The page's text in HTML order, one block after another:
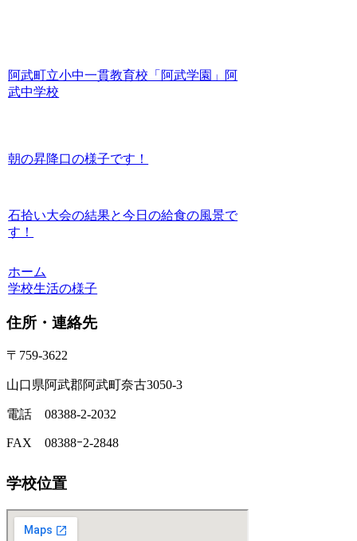
阿武町立小中一貫教育校「阿武学園」阿
武中学校
朝の昇降口の様子です！
石拾い大会の結果と今日の給食の風景で
す！
ホーム
学校生活の様子
住所・連絡先
〒759-3622
山口県阿武郡阿武町奈古3050-3
電話 08388-2-2032
FAX 08388ｰ2-2848
学校位置